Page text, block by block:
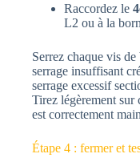
Raccordez le
L2 ou à la
Serrez chaque vis
serrage insuffisant
serrage excessif
Tirez légèrement
est correctement
Étape 4 : fermer et